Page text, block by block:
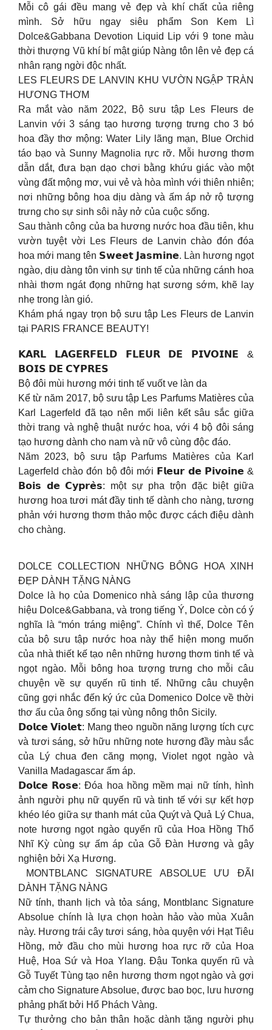
Mỗi cô gái đều mang vẻ đẹp và khí chất của riêng
mình. Sở hữu ngay siêu phẩm Son Kem Lì
Dolce&Gabbana Devotion Liquid Lip với 9 tone màu
thời thượng Vũ khí bí mật giúp Nàng tôn lên vẻ đẹp cá
nhân rạng ngời độc nhất.
LES FLEURS DE LANVIN KHU VƯỜN NGẬP TRÀN
HƯƠNG THƠM
Ra mắt vào năm 2022, Bộ sưu tập Les Fleurs de
Lanvin với 3 sáng tạo hương tượng trưng cho 3 bó
hoa đầy thơ mộng: Water Lily lãng mạn, Blue Orchid
táo bạo và Sunny Magnolia rực rỡ. Mỗi hương thơm
dẫn dắt, đưa bạn dạo chơi bằng khứu giác vào một
vùng đất mộng mơ, vui vẻ và hòa mình với thiên nhiên;
nơi những bông hoa dịu dàng và ấm áp nở rộ tượng
trưng cho sự sinh sôi nảy nở của cuộc sống.
Sau thành công của ba hương nước hoa đầu tiên, khu
vườn tuyệt vời Les Fleurs de Lanvin chào đón đóa
hoa mới mang tên 𝗦𝘄𝗲𝗲𝘁 𝗝𝗮𝘀𝗺𝗶𝗻𝗲. Làn hương ngọt
ngào, dịu dàng tôn vinh sự tinh tế của những cánh hoa
nhài thơm ngát đọng những hạt sương sớm, khẽ lay
nhẹ trong làn gió.
Khám phá ngay trọn bộ sưu tập Les Fleurs de Lanvin
tại PARIS FRANCE BEAUTY!
𝗞𝗔𝗥𝗟 𝗟𝗔𝗚𝗘𝗥𝗙𝗘𝗟𝗗 𝗙𝗟𝗘𝗨𝗥 𝗗𝗘 𝗣𝗜𝗩𝗢𝗜𝗡𝗘 &
𝗕𝗢𝗜𝗦 𝗗𝗘 𝗖𝗬𝗣𝗥𝗘𝗦
Bộ đôi mùi hương mới tinh tế vuốt ve làn da
Kể từ năm 2017, bộ sưu tập Les Parfums Matières của
Karl Lagerfeld đã tạo nên mối liên kết sâu sắc giữa
thời trang và nghệ thuật nước hoa, với 4 bộ đôi sáng
tạo hương dành cho nam và nữ vô cùng độc đáo.
Năm 2023, bộ sưu tập Parfums Matières của Karl
Lagerfeld chào đón bộ đôi mới 𝗙𝗹𝗲𝘂𝗿 𝗱𝗲 𝗣𝗶𝘃𝗼𝗶𝗻𝗲 &
𝗕𝗼𝗶𝘀 𝗱𝗲 𝗖𝘆𝗽𝗿𝗲̀𝘀: một sự pha trộn đặc biệt giữa
hương hoa tươi mát đầy tinh tế dành cho nàng, tương
phản với hương thơm thảo mộc được cách điệu dành
cho chàng.
DOLCE COLLECTION NHỮNG BÔNG HOA XINH
ĐẸP DÀNH TẶNG NÀNG
Dolce là họ của Domenico nhà sáng lập của thương
hiệu Dolce&Gabbana, và trong tiếng Ý, Dolce còn có ý
nghĩa là “món tráng miệng”. Chính vì thế, Dolce Tên
của bộ sưu tập nước hoa này thể hiện mong muốn
của nhà thiết kế tạo nên những hương thơm tinh tế và
ngọt ngào. Mỗi bông hoa tượng trưng cho mỗi câu
chuyện về sự quyến rũ tinh tế. Những câu chuyện
cũng gợi nhắc đến ký ức của Domenico Dolce về thời
thơ ấu của ông sống tại vùng nông thôn Sicily.
𝗗𝗼𝗹𝗰𝗲 𝗩𝗶𝗼𝗹𝗲𝘁: Mang theo nguồn năng lượng tích cực
và tươi sáng, sở hữu những note hương đầy màu sắc
của Lý chua đen căng mọng, Violet ngọt ngào và
Vanilla Madagascar ấm áp.
𝗗𝗼𝗹𝗰𝗲 𝗥𝗼𝘀𝗲: Đóa hoa hồng mềm mại nữ tính, hình
ảnh người phụ nữ quyến rũ và tinh tế với sự kết hợp
khéo léo giữa sự thanh mát của Quýt và Quả Lý Chua,
note hương ngọt ngào quyến rũ của Hoa Hồng Thổ
Nhĩ Kỳ cùng sự ấm áp của Gỗ Đàn Hương và gây
nghiện bởi Xạ Hương.
MONTBLANC SIGNATURE ABSOLUE ƯU ĐÃI
DÀNH TẶNG NÀNG
Nữ tính, thanh lịch và tỏa sáng, Montblanc Signature
Absolue chính là lựa chọn hoàn hảo vào mùa Xuân
này. Hương trái cây tươi sáng, hòa quyện với Hạt Tiêu
Hồng, mở đầu cho mùi hương hoa rực rỡ của Hoa
Huệ, Hoa Sứ và Hoa Ylang. Đậu Tonka quyến rũ và
Gỗ Tuyết Tùng tạo nên hương thơm ngọt ngào và gợi
cảm cho Signature Absolue, được bao bọc, lưu hương
phảng phất bởi Hổ Phách Vàng.
Tự thưởng cho bản thân hoặc dành tặng người phụ